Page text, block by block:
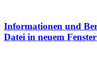
Informationen und
Datei in neuem